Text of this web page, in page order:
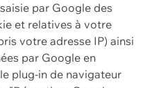
par Google des
et relatives à votre
votre adresse IP) ainsi
par Google en
plug-in de navigateur